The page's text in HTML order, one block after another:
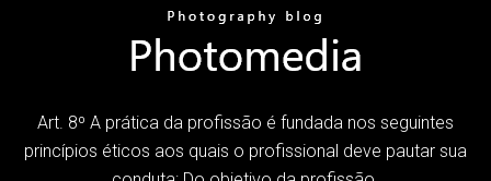
Art. 8º A prática da profissão é fundada nos seguintes
princípios éticos aos quais o profissional deve pautar sua